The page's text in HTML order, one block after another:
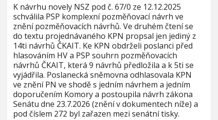
K návrhu novely NSZ pod č. 67/0 ze 12.12.2025
schválila PSP komplexní pozměňovací návrh ve
znění pozměňovacích návrhů. Ve druhém čtení se
do textu projednávaného KPN propsal jen jediný z
14ti návrhů ČKAIT. Ke KPN obdrželi poslanci před
hlasováním HV a PSP souhrn pozměňovacích
návrhů ČKAIT, která 9 návrhů předložila a k 5ti se
vyjádřila. Poslanecká sněmovna odhlasovala KPN
ve znění PN ve shodě s jedním návrhem a jedním
doporučením Komory a postoupila návrh zákona
Senátu dne 23.7.2026 (znění v dokumentech níže) a
pod číslem 272 byl zařazen mezi senátní tisky.